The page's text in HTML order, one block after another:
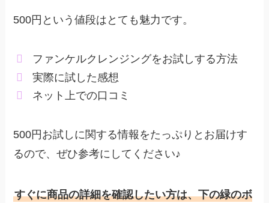
500円という値段はとても魅力です。
ファンケルクレンジングをお試しする方法
実際に試した感想
ネット上での口コミ
500円お試しに関する情報をたっぷりとお届けす
るので、ぜひ参考にしてください♪
すぐに商品の詳細を確認したい方は、下の緑のボ